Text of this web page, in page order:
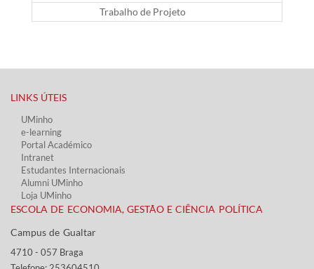
Trabalho de Projeto
LINKS ÚTEIS​
UMinho
e-learning
Portal Académico
Intranet
Estudantes Inter​​nacionais
Alumni UMinho
Loja UMinho
ESCOLA DE ECONOMIA, GESTÃO E CIÊNCIA POLÍTICA
Campus de Gualtar ​​
4710 - ​057 Braga